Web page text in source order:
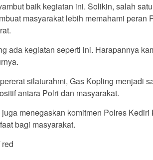
baik kegiatan ini. Solikin, salah
masyarakat lebih memahami peran
ada kegiatan seperti ini. Harapannya
silaturahmi, Gas Kopling menjadi
antara Polri dan masyarakat.
menegaskan komitmen Polres Kediri
bagi masyarakat.